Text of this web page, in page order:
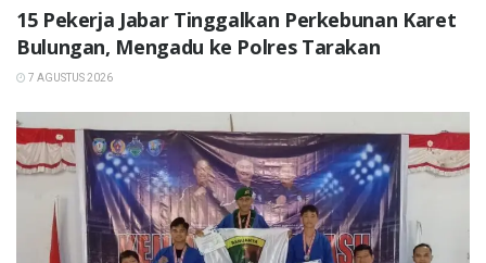
15 Pekerja Jabar Tinggalkan Perkebunan Karet
Bulungan, Mengadu ke Polres Tarakan
7 AGUSTUS 2026